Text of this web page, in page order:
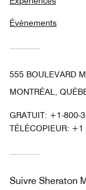
Évènements
555 BOULEVARD
MONTRÉAL,
GRATUIT: +1-800-
TÉLÉCOPIEUR: +1
Suivre Sheraton